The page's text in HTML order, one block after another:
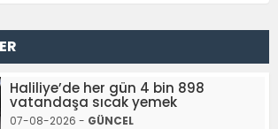
Haliliye’de her gün 4 bin 898
vatandaşa sıcak yemek
07-08-2026 - GÜNCEL